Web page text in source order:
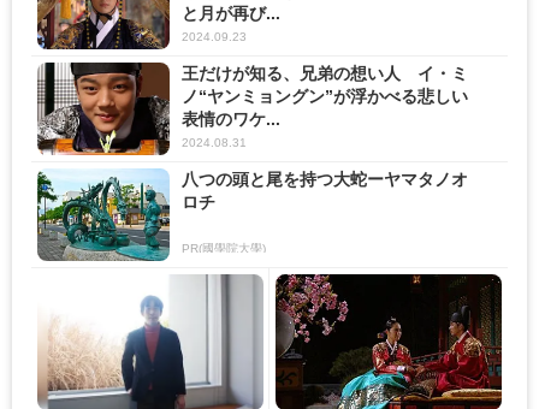
と月が再び...
2024.09.23
王だけが知る、兄弟の想い人 イ・ミ
ノ“ヤンミョングン”が浮かべる悲しい
表情のワケ...
2024.08.31
八つの頭と尾を持つ大蛇ーヤマタノオ
ロチ
PR(國學院大學)